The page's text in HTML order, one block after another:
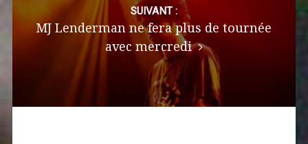
SUIVANT :
MJ Lenderman ne fera plus de tournée
avec mercredi